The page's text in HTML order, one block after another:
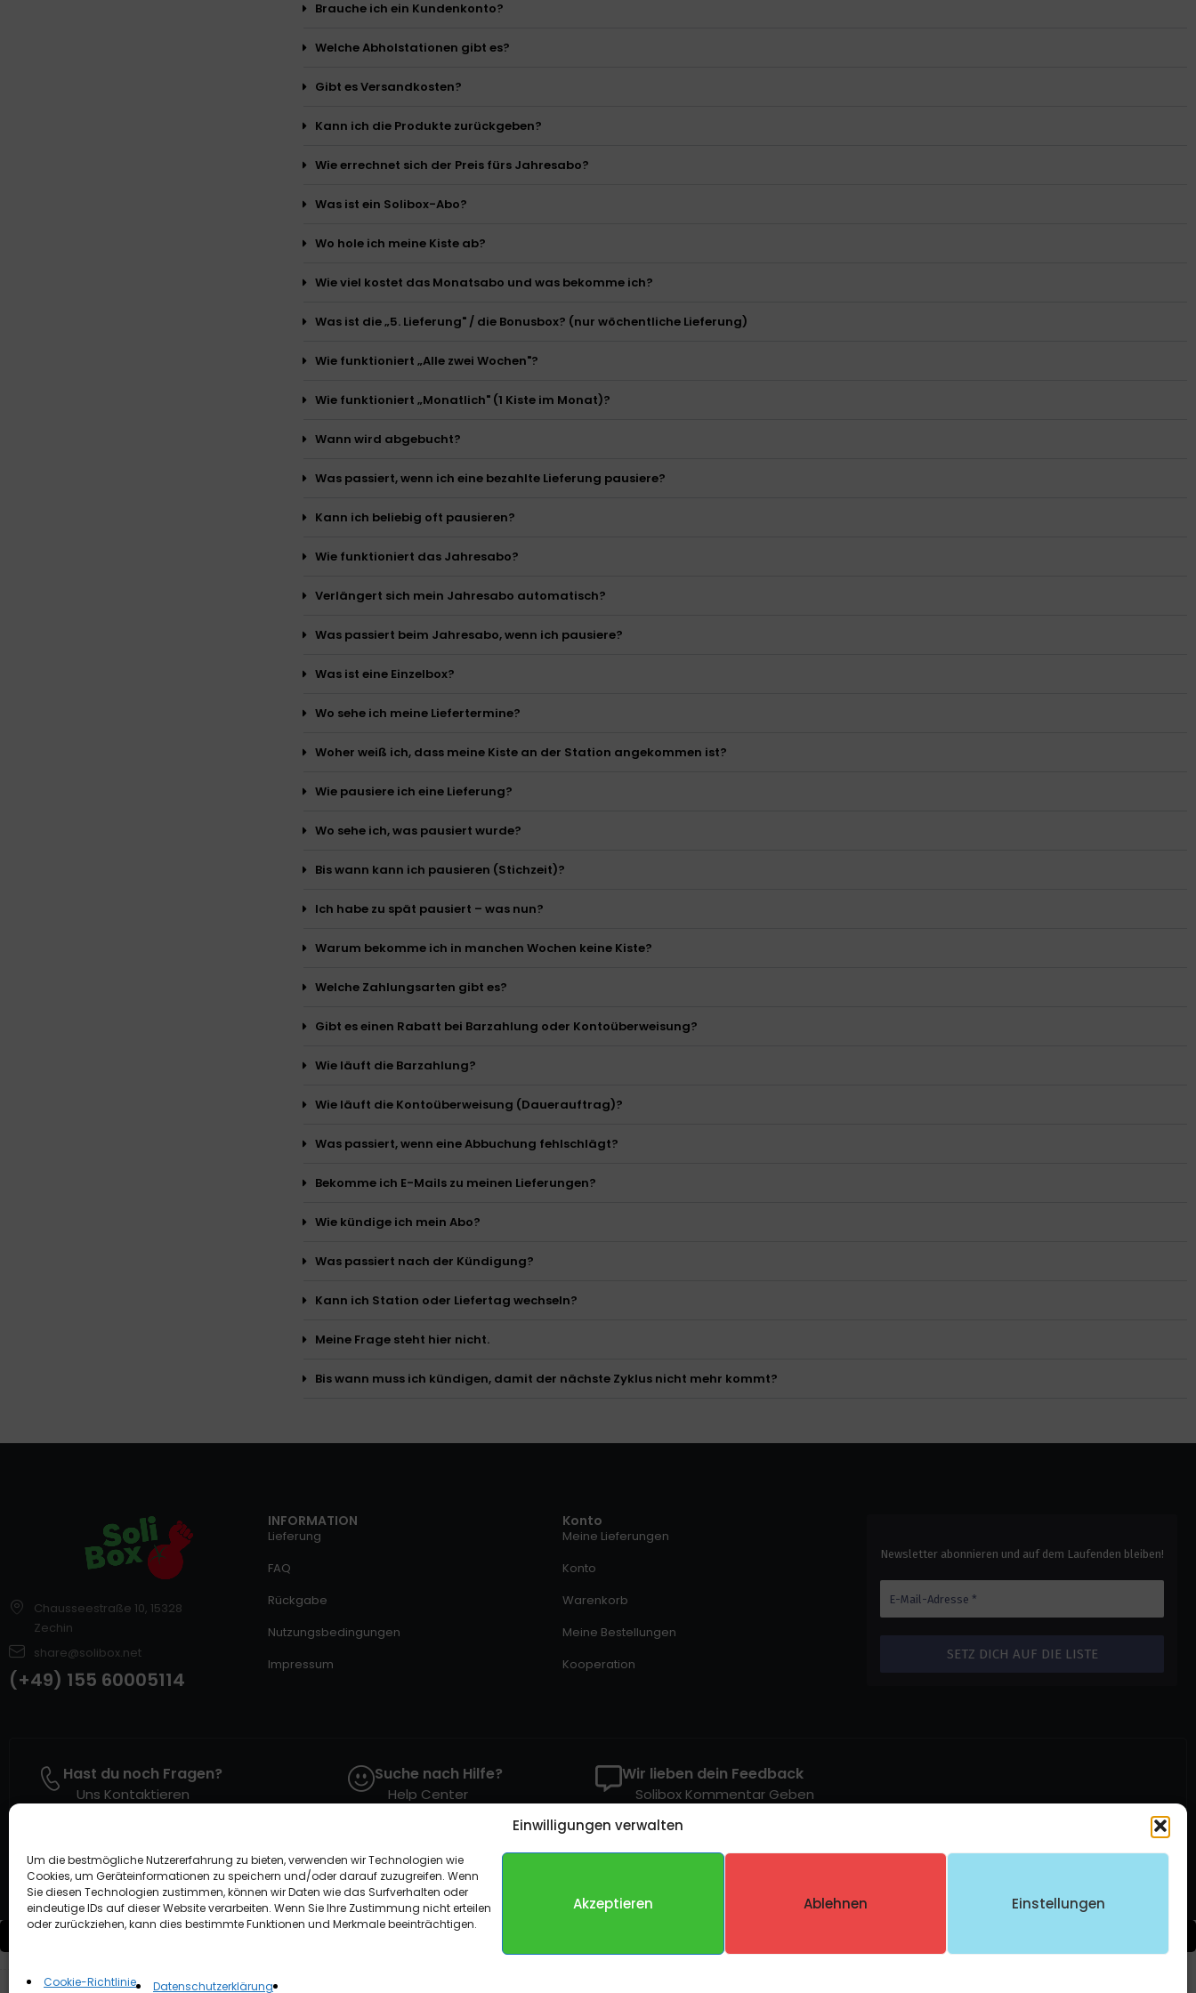
Einwilligungen verwalten
Um die bestmögliche Nutzererfahrung zu bieten, verwenden wir Technologien wie
Cookies, um Geräteinformationen zu speichern und/oder darauf zuzugreifen. Wenn
Sie diesen Technologien zustimmen, können wir Daten wie das Surfverhalten oder
eindeutige IDs auf dieser Website verarbeiten. Wenn Sie Ihre Zustimmung nicht erteilen
oder zurückziehen, kann dies bestimmte Funktionen und Merkmale beeinträchtigen.
Akzeptieren Ablehnen Einstellungen
Cookie-Richtlinie Datenschutzerklärung
Brauche ich ein Kundenkonto?
Welche Abholstationen gibt es?
Gibt es Versandkosten?
Kann ich die Produkte zurückgeben?
Wie errechnet sich der Preis fürs Jahresabo?
Was ist ein Solibox-Abo?
Wo hole ich meine Kiste ab?
Wie viel kostet das Monatsabo und was bekomme ich?
Was ist die „5. Lieferung" / die Bonusbox? (nur wöchentliche Lieferung)
Wie funktioniert „Alle zwei Wochen"?
Wie funktioniert „Monatlich" (1 Kiste im Monat)?
Wann wird abgebucht?
Was passiert, wenn ich eine bezahlte Lieferung pausiere?
Kann ich beliebig oft pausieren?
Wie funktioniert das Jahresabo?
Verlängert sich mein Jahresabo automatisch?
Was passiert beim Jahresabo, wenn ich pausiere?
Was ist eine Einzelbox?
Wo sehe ich meine Liefertermine?
Woher weiß ich, dass meine Kiste an der Station angekommen ist?
Wie pausiere ich eine Lieferung?
Wo sehe ich, was pausiert wurde?
Bis wann kann ich pausieren (Stichzeit)?
Ich habe zu spät pausiert – was nun?
Warum bekomme ich in manchen Wochen keine Kiste?
Welche Zahlungsarten gibt es?
Gibt es einen Rabatt bei Barzahlung oder Kontoüberweisung?
Wie läuft die Barzahlung?
Wie läuft die Kontoüberweisung (Dauerauftrag)?
Was passiert, wenn eine Abbuchung fehlschlägt?
Bekomme ich E-Mails zu meinen Lieferungen?
Wie kündige ich mein Abo?
Was passiert nach der Kündigung?
Kann ich Station oder Liefertag wechseln?
Meine Frage steht hier nicht.
Bis wann muss ich kündigen, damit der nächste Zyklus nicht mehr kommt?
Chausseestraße 10, 15328
Zechin
share@solibox.net
(+49) 155 60005114
INFORMATION
Lieferung
FAQ
Rückgabe
Nutzungsbedingungen
Impressum
Konto
Meine Lieferungen
Konto
Warenkorb
Meine Bestellungen
Kooperation
Newsletter abonnieren und auf dem Laufenden bleiben!
Hast du noch Fragen?
Uns Kontaktieren
Suche nach Hilfe?
Help Center
Wir lieben dein Feedback
Solibox Kommentar Geben
Gehostet auf Dezhost